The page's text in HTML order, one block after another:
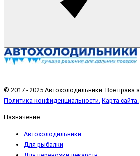
© 2017 - 2025 Автохолодильники. Все права
Политика конфиденциальности. Карта сайта.
Назначение
Автохолодильники
Для рыбалки